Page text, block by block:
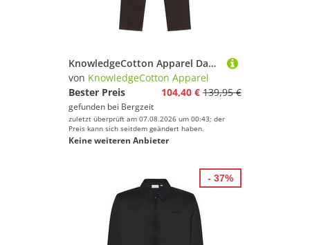
KnowledgeCotton Apparel Damen Stella Straight Mid-Rise Twill Hose
von KnowledgeCotton Apparel
Bester Preis
104,40 € 139,95 €
gefunden bei Bergzeit
zuletzt überprüft am 07.08.2026 um 00:43; der
Preis kann sich seitdem geändert haben.
Keine weiteren Anbieter
- 37%